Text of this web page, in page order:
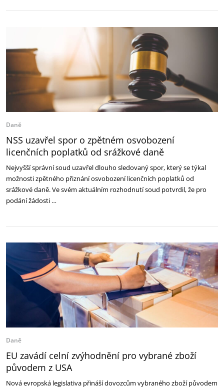
Daně
NSS uzavřel spor o zpětném osvobození
licenčních poplatků od srážkové daně
Nejvyšší správní soud uzavřel dlouho sledovaný spor, který se týkal
možnosti zpětného přiznání osvobození licenčních poplatků od
srážkové daně. Ve svém aktuálním rozhodnutí soud potvrdil, že pro
podání žádosti …
Daně
EU zavádí celní zvýhodnění pro vybrané zboží
původem z USA
Nová evropská legislativa přináší dovozcům vybraného zboží původem